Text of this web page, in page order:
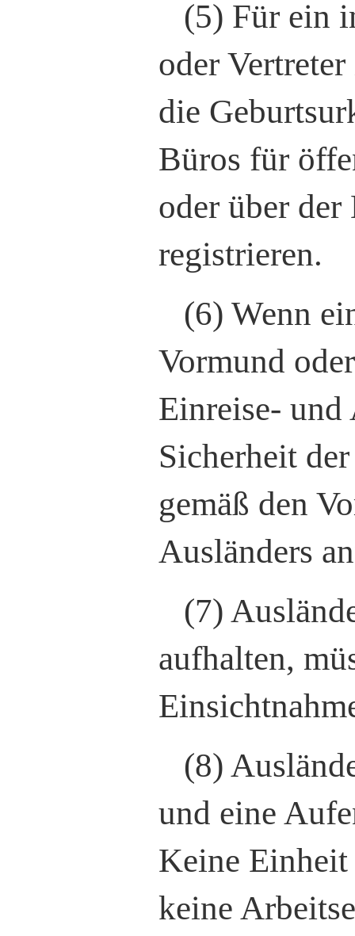
(5) Für ein
oder
die
Büros für
oder über
registrieren.
(6) Wenn
Vormund
Einreise- und
Sicherheit
gemäß den
Ausländers
(7)
aufhalten,
(8)
und eine
Keine Einheit
keine